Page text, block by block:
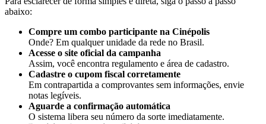
abaixo:
Compre um combo participante na Cinépolis
Onde? Em qualquer unidade da rede no Brasil.
Acesse o site oficial da campanha
Assim, você encontra regulamento e área de cadastro.
Cadastre o cupom fiscal corretamente
Em contrapartida a comprovantes sem informações, envie
notas legíveis.
Aguarde a confirmação automática
O sistema libera seu número da sorte imediatamente.